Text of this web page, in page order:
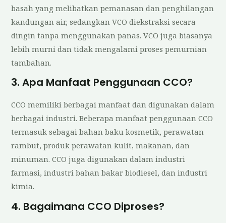
basah yang melibatkan pemanasan dan penghilangan
kandungan air, sedangkan VCO diekstraksi secara
dingin tanpa menggunakan panas. VCO juga biasanya
lebih murni dan tidak mengalami proses pemurnian
tambahan.
3. Apa Manfaat Penggunaan CCO?
CCO memiliki berbagai manfaat dan digunakan dalam
berbagai industri. Beberapa manfaat penggunaan CCO
termasuk sebagai bahan baku kosmetik, perawatan
rambut, produk perawatan kulit, makanan, dan
minuman. CCO juga digunakan dalam industri
farmasi, industri bahan bakar biodiesel, dan industri
kimia.
4. Bagaimana CCO Diproses?